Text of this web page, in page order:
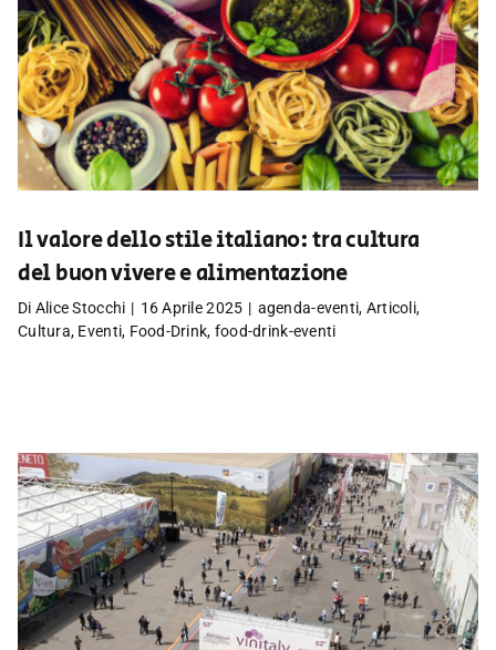
Il valore dello stile italiano: tra cultura
del buon vivere e alimentazione
Di Alice Stocchi | 16 Aprile 2025 | agenda-eventi, Articoli,
Cultura, Eventi, Food-Drink, food-drink-eventi